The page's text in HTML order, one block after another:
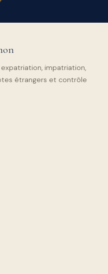
impatriation,
étrangers et contrôle